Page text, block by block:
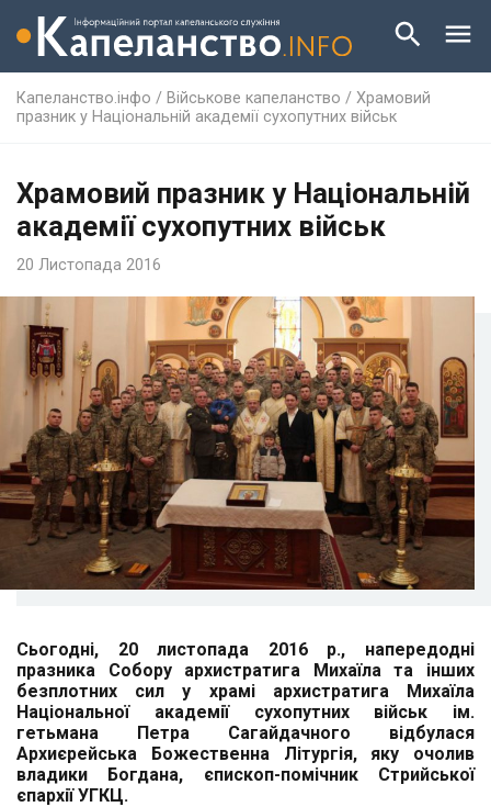
Капеланство.інфо / Військове капеланство / Храмовий
празник у Національній академії сухопутних військ
Храмовий празник у Національній
академії сухопутних військ
20 Листопада 2016
Сьогодні, 20 листопада 2016 р., напередодні
празника Собору архистратига Михаїла та інших
безплотних сил у храмі архистратига Михаїла
Національної академії сухопутних військ ім.
гетьмана Петра Сагайдачного відбулася
Архиєрейська Божественна Літургія, яку очолив
владики Богдана, єпископ-помічник Стрийської
єпархії УГКЦ.